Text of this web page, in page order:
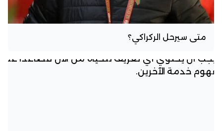
متى سيرحل الركراكي؟